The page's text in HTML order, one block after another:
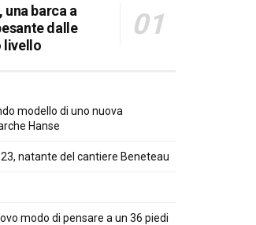
barca a
dalle
livello
modello di uno nuova
Hanse
natante del cantiere Beneteau
modo di pensare a un 36 piedi